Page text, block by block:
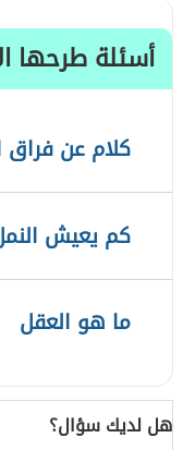
أسئلة طرحها
كلام عن فراق
كم يعيش
ما هو العقل
هل لديك سؤال؟